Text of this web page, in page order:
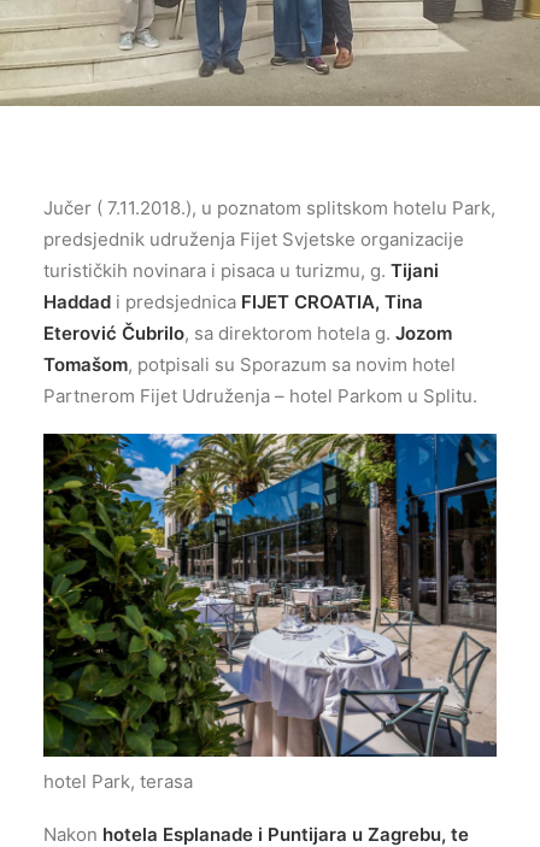
Jučer ( 7.11.2018.), u poznatom splitskom hotelu Park,
predsjednik udruženja Fijet Svjetske organizacije
turističkih novinara i pisaca u turizmu, g. Tijani
Haddad i predsjednica FIJET CROATIA, Tina
Eterović Čubrilo, sa direktorom hotela g. Jozom
Tomašom, potpisali su Sporazum sa novim hotel
Partnerom Fijet Udruženja – hotel Parkom u Splitu.
hotel Park, terasa
Nakon hotela Esplanade i Puntijara u Zagrebu, te